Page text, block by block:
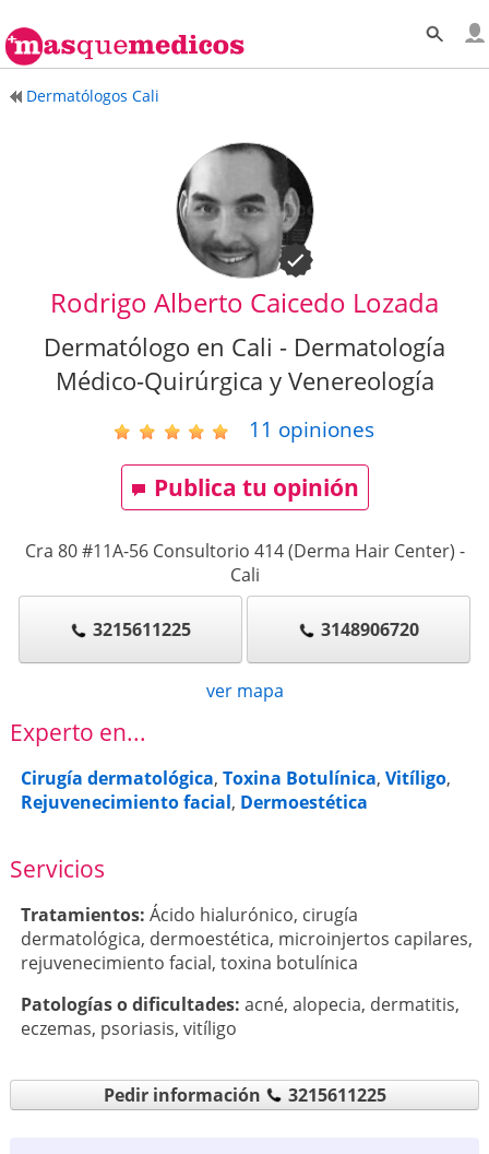
Dermatólogos Cali
Rodrigo Alberto Caicedo Lozada
Dermatólogo en Cali - Dermatología
Médico-Quirúrgica y Venereología
11 opiniones
Publica tu opinión
Cra 80 #11A-56 Consultorio 414 (Derma Hair Center) -
Cali
3215611225 3148906720
ver mapa
Experto en...
Cirugía dermatológica, Toxina Botulínica, Vitíligo,
Rejuvenecimiento facial, Dermoestética
Servicios
Tratamientos: Ácido hialurónico, cirugía
dermatológica, dermoestética, microinjertos capilares,
rejuvenecimiento facial, toxina botulínica
Patologí­as o dificultades: acné, alopecia, dermatitis,
eczemas, psoriasis, vitíligo
Pedir información 3215611225